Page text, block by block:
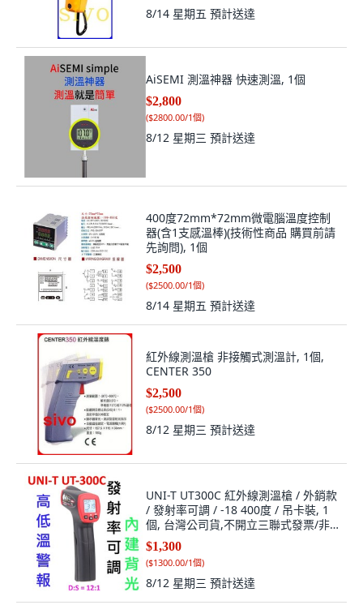
8/14 星期五 預計送達
AiSEMI 測溫神器 快速測溫, 1個
$2,800
($2800.00/1個)
8/12 星期三 預計送達
400度72mm*72mm微電腦溫度控制
器(含1支感溫棒)(技術性商品 購買前請
先詢問), 1個
$2,500
($2500.00/1個)
8/14 星期五 預計送達
紅外線測溫槍 非接觸式測溫計, 1個,
CENTER 350
$2,500
($2500.00/1個)
8/12 星期三 預計送達
UNI-T UT300C 紅外線測溫槍 / 外銷款
/ 發射率可調 / -18 400度 / 吊卡裝, 1
個, 台灣公司貨,不開立三聯式發票/非
報稅用收據
$1,300
($1300.00/1個)
8/12 星期三 預計送達